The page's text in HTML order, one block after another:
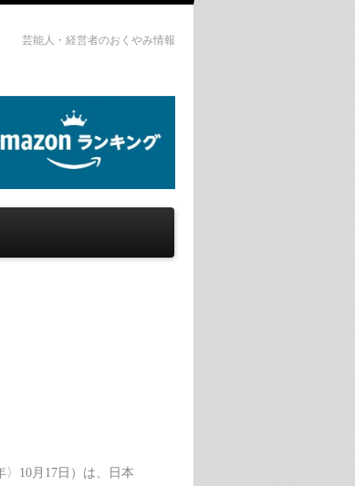
芸能人・経営者のおくやみ情報
〉10月17日）は、日本